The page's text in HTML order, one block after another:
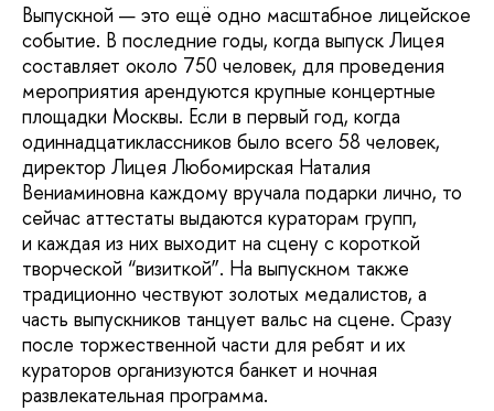
Выпускной — это ещё одно масштабное лицейское
событие. В последние годы, когда выпуск Лицея
составляет около 750 человек, для проведения
мероприятия арендуются крупные концертные
площадки Москвы. Если в первый год, когда
одиннадцатиклассников было всего 58 человек,
директор Лицея Любомирская Наталия
Вениаминовна каждому вручала подарки лично, то
сейчас аттестаты выдаются кураторам групп,
и каждая из них выходит на сцену с короткой
творческой “визиткой”. На выпускном также
традиционно чествуют золотых медалистов, а
часть выпускников танцует вальс на сцене. Сразу
после торжественной части для ребят и их
кураторов организуются банкет и ночная
развлекательная программа.